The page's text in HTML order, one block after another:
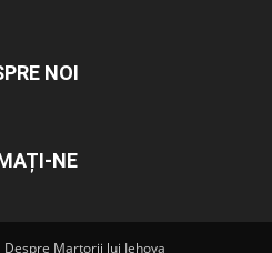
NOI
NE
Despre Martorii lui Iehova